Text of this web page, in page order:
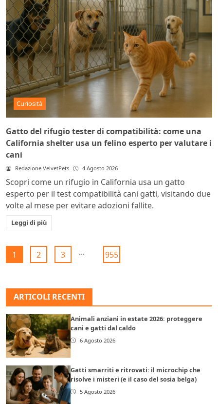
Curiosità
Gatto del rifugio tester di compatibilità: come una
California shelter usa un felino esperto per valutare i
cani
Redazione VelvetPets 4 Agosto 2026
Scopri come un rifugio in California usa un gatto
esperto per il test compatibilità cani gatti, visitando due
volte al mese per evitare adozioni fallite.
Leggi di più
1 2 3 ... 955
ARTICOLI RECENTI
Animali anziani in estate 2026: proteggere
cani e gatti dal caldo
6 Agosto 2026
Gatti smarriti e ritrovati: il microchip che
risolve i misteri (e il caso del sosia belga)
5 Agosto 2026